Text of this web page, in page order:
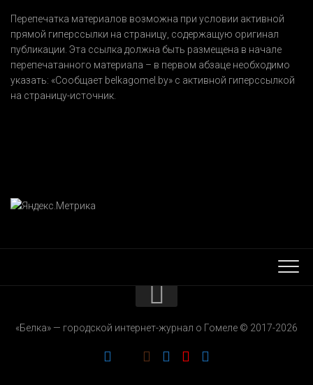
Перепечатка материалов возможна при условии активной
прямой гиперссылки на страницу, содержащую оригинал
публикации. Эта ссылка должна быть размещена в начале
перепечатанного материала – в первом абзаце необходимо
указать: «Сообщает belkagomel.by» с активной гиперссылкой
на страницу-источник.
РЕКЛАМОДАТЕЛЯМ
«Белка» — городской интернет-журнал о Гомеле © 2017-2026